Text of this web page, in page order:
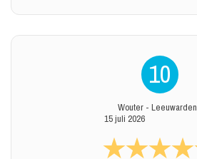
10
Wouter - Leeuwarden
15 juli 2026